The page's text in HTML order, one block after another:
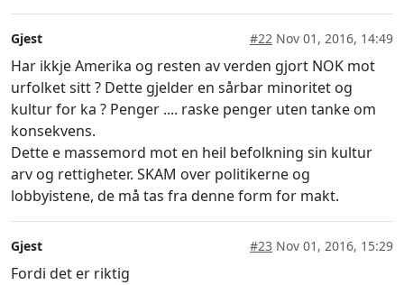
Gjest #22 Nov 01, 2016, 14:49
Har ikkje Amerika og resten av verden gjort NOK mot
urfolket sitt ? Dette gjelder en sårbar minoritet og
kultur for ka ? Penger .... raske penger uten tanke om
konsekvens.
Dette e massemord mot en heil befolkning sin kultur
arv og rettigheter. SKAM over politikerne og
lobbyistene, de må tas fra denne form for makt.
Gjest #23 Nov 01, 2016, 15:29
Fordi det er riktig